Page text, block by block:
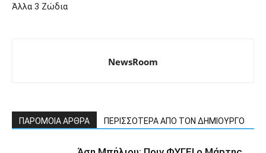
Άλλα 3 Ζώδια
NewsRoom
ΠΑΡΟΜΟΙΑ ΑΡΘΡΑ ΠΕΡΙΣΣΟΤΕΡΑ ΑΠΟ ΤΟΝ ΔΗΜΙΟΥΡΓΟ